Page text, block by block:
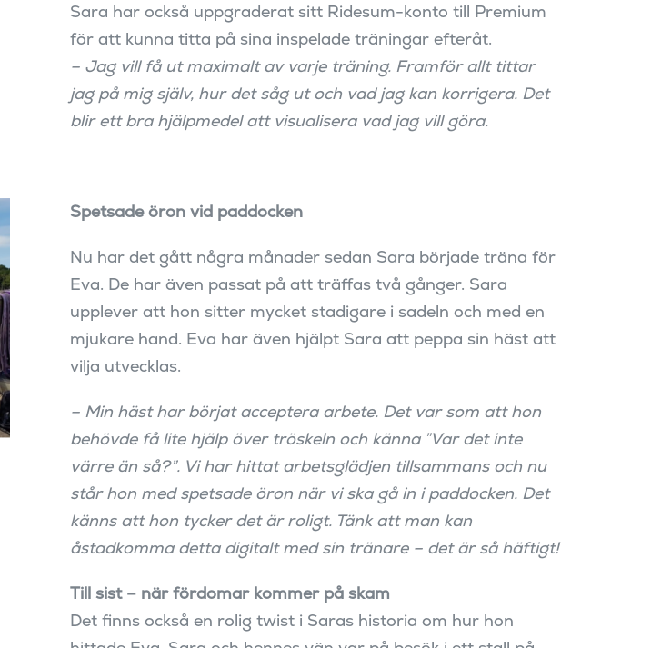
Sara har också uppgraderat sitt Ridesum-konto till Premium
för att kunna titta på sina inspelade träningar efteråt.
– Jag vill få ut maximalt av varje träning. Framför allt tittar
jag på mig själv, hur det såg ut och vad jag kan korrigera. Det
blir ett bra hjälpmedel att visualisera vad jag vill göra.
Spetsade öron vid paddocken
Nu har det gått några månader sedan Sara började träna för
Eva. De har även passat på att träffas två gånger. Sara
upplever att hon sitter mycket stadigare i sadeln och med en
mjukare hand. Eva har även hjälpt Sara att peppa sin häst att
vilja utvecklas.
– Min häst har börjat acceptera arbete. Det var som att hon
behövde få lite hjälp över tröskeln och känna ”Var det inte
värre än så?”. Vi har hittat arbetsglädjen tillsammans och nu
står hon med spetsade öron när vi ska gå in i paddocken. Det
känns att hon tycker det är roligt. Tänk att man kan
åstadkomma detta digitalt med sin tränare – det är så häftigt!
Till sist – när fördomar kommer på skam
Det finns också en rolig twist i Saras historia om hur hon